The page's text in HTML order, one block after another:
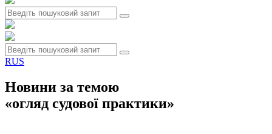
RUS
Новини за темою
«огляд судової практики»